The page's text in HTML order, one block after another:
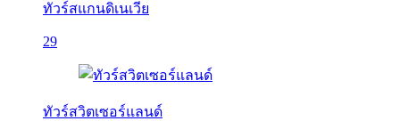
ทัวร์สแกนดิเนเวีย
29
ทัวร์สวิตเซอร์แลนด์